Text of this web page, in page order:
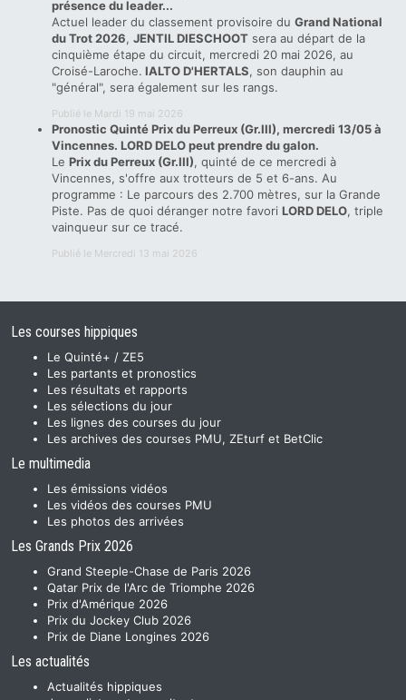
présence du leader...
Actuel leader du classement provisoire du Grand National
du Trot 2026, JENTIL DIESCHOOT sera au départ de la
cinquième étape du circuit, mercredi 20 mai 2026, au
Croisé-Laroche. IALTO D'HERTALS, son dauphin au
"général", sera également sur les rangs.
Publié le Mardi 19 mai 2026
Pronostic Quinté Prix du Perreux (Gr.III), mercredi 13/05 à
Vincennes. LORD DELO peut prendre du galon.
Le Prix du Perreux (Gr.III), quinté de ce mercredi à
Vincennes, s'offre aux trotteurs de 5 et 6-ans. Au
programme : Le parcours des 2.700 mètres, sur la Grande
Piste. Pas de quoi déranger notre favori LORD DELO, triple
vainqueur sur ce tracé.
Publié le Mercredi 13 mai 2026
Les courses hippiques
Le Quinté+ / ZE5
Les partants et pronostics
Les résultats et rapports
Les sélections du jour
Les lignes des courses du jour
Les archives des courses PMU, ZEturf et BetClic
Le multimedia
Les émissions vidéos
Les vidéos des courses PMU
Les photos des arrivées
Les Grands Prix 2026
Grand Steeple-Chase de Paris 2026
Qatar Prix de l'Arc de Triomphe 2026
Prix d'Amérique 2026
Prix du Jockey Club 2026
Prix de Diane Longines 2026
Les actualités
Actualités hippiques